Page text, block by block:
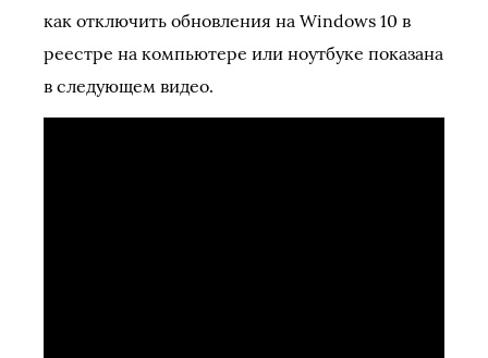
как отключить обновления на Windows 10 в
реестре на компьютере или ноутбуке показана
в следующем видео.